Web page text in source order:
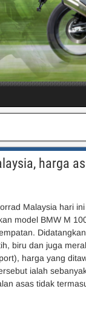
harga
Malaysia hari
model BMW M
biru dan juga
harga yang
ialah
asas tidak